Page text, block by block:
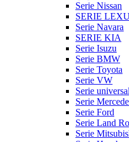
Serie Nissan
SERIE
Serie Navara
SERIE KIA
Serie Isuzu
Serie BMW
Serie Toyota
Serie VW
Serie universal
Serie
Serie Ford
Serie Land
Serie